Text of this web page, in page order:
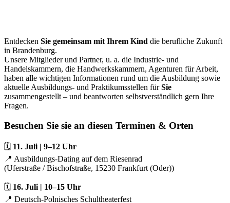
Entdecken Sie gemeinsam mit Ihrem Kind die berufliche Zukunft
in Brandenburg.
Unsere Mitglieder und Partner, u. a. die Industrie- und
Handelskammern, die Handwerkskammern, Agenturen für Arbeit,
haben alle wichtigen Informationen rund um die Ausbildung sowie
aktuelle Ausbildungs- und Praktikumsstellen fürSie
zusammengestellt – und beantworten selbstverständlich gern Ihre
Fragen.
Besuchen Sie sie an diesen Terminen & Orten
🗓 11. Juli | 9–12 Uhr
📍 Ausbildungs-Dating auf dem Riesenrad
(Uferstraße / Bischofstraße, 15230 Frankfurt (Oder))
🗓 16. Juli | 10–15 Uhr
📍 Deutsch-Polnisches Schultheaterfest